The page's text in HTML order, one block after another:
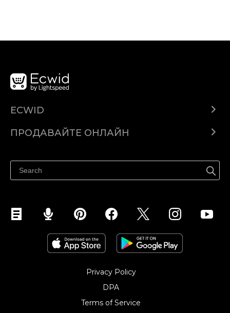
ECWID
Помощен център
ПРОДАВАЙТЕ ОНЛАЙН
Продавайте във Facebook
Продавайте в Instagram
Privacy Policy
DPA
Terms of Service